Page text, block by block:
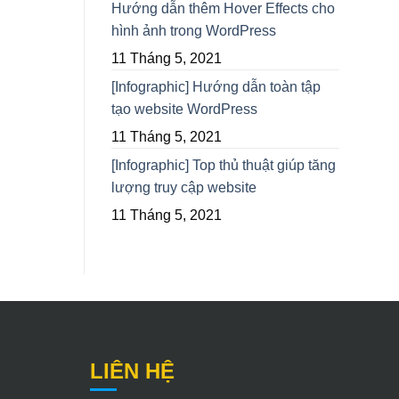
Hướng dẫn thêm Hover Effects cho
hình ảnh trong WordPress
11 Tháng 5, 2021
[Infographic] Hướng dẫn toàn tập
tạo website WordPress
11 Tháng 5, 2021
[Infographic] Top thủ thuật giúp tăng
lượng truy cập website
11 Tháng 5, 2021
LIÊN HỆ